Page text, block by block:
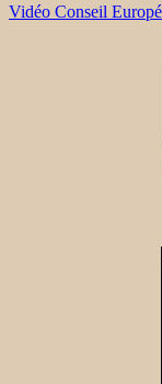
Vidéo Conseil